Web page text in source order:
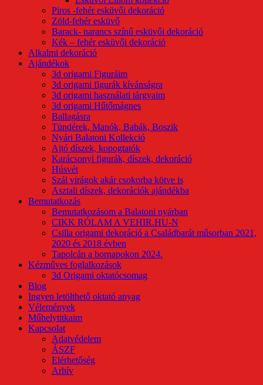
Piros -fehér esküvői dekoráció
Zöld-fehér esküvő
Barack- narancs színű esküvői dekoráció
Kék – fehér esküvői dekoráció
Alkalmi dekoráció
Ajándékok
3d origami Figuráim
3d origami figurák kívánságra
3d origami használati tárgyaim
3d origami Hűtőmágnes
Ballagásra
Tündérek, Manók, Babák, Boszik
Nyári Balatoni Kollekció
Ajtó díszek, kopogtatók
Karácsonyi figurák, díszek, dekoráció
Húsvét
Szál virágok akár csokorba kötve is
Asztali díszek, dekorációk ajándékba
Bemutatkozás
Bemutatkozásom a Balatoni nyárban
CIKK RÓLAM A VEHIR.HU-N
Csilla origami dekoráció a Családbarát műsorban 2021,
2020 és 2018 évben
Tapolcán a bornapokon 2024.
Kézműves foglalkozások
3d Origami oktatócsomag
Blog
Ingyen letölthető oktató anyag
Vélemények
Műhelytitkaim
Kapcsolat
Adatvédelem
ÁSZF
Elérhetőség
Arhív